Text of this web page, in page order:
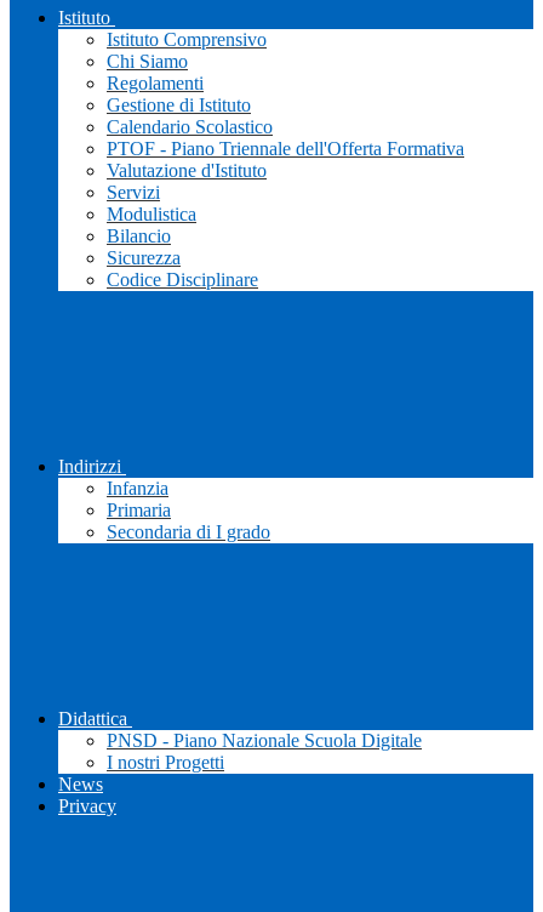
Istituto
Istituto Comprensivo
Chi Siamo
Regolamenti
Gestione di Istituto
Calendario Scolastico
PTOF - Piano Triennale dell'Offerta Formativa
Valutazione d'Istituto
Servizi
Modulistica
Bilancio
Sicurezza
Codice Disciplinare
Indirizzi
Infanzia
Primaria
Secondaria di I grado
Didattica
PNSD - Piano Nazionale Scuola Digitale
I nostri Progetti
News
Privacy